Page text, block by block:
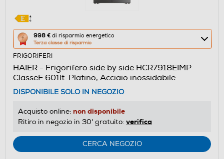
998 € di risparmio energetico
Terza classe di risparmio
Questa
azione
aprirà
il
Calcolatore
di
risparmio
energetico
Youreko.
FRIGORIFERI
HAIER - Frigorifero side by side HCR7918EIMP
ClasseE 601lt-Platino, Acciaio inossidabile
DISPONIBILE SOLO IN NEGOZIO
Acquisto online: non disponibile
Ritiro in negozio in 30' gratuito: verifica
CERCA NEGOZIO